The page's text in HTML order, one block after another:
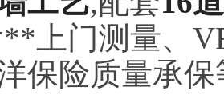
上门测量、
保险质量承